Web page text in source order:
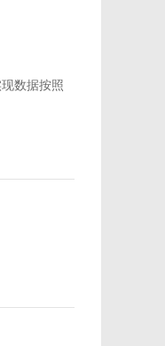
现数据按照